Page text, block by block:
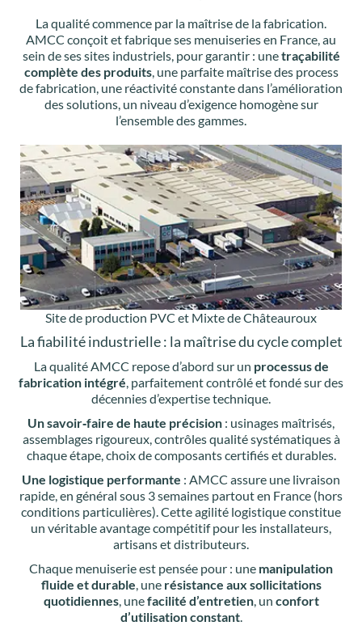
La qualité commence par la maîtrise de la fabrication.
AMCC conçoit et fabrique ses menuiseries en France, au
sein de ses sites industriels, pour garantir : unetraçabilité
complète des produits, une parfaite maîtrise des process
de fabrication, une réactivité constante dans l’amélioration
des solutions, un niveau d’exigence homogène sur
l’ensemble des gammes.
Site de production PVC et Mixte de Châteauroux
La fiabilité industrielle : la maîtrise du cycle complet
La qualité AMCC repose d’abord sur un processus de
fabrication intégré, parfaitement contrôlé et fondé sur des
décennies d’expertise technique.
Un savoir‑faire de haute précision : usinages maîtrisés,
assemblages rigoureux, contrôles qualité systématiques à
chaque étape, choix de composants certifiés et durables.
Une logistique performante : AMCC assure une livraison
rapide, en général sous 3 semaines partout en France (hors
conditions particulières). Cette agilité logistique constitue
un véritable avantage compétitif pour les installateurs,
artisans et distributeurs.
Chaque menuiserie est pensée pour : une manipulation
fluide et durable, une résistance aux sollicitations
quotidiennes, unefacilité d’entretien, un confort
d’utilisation constant.